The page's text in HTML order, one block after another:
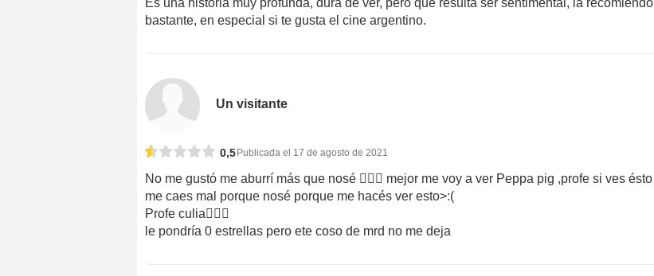
bastante, en especial si te gusta el cine argentino.
Un visitante
0,5Publicada el 17 de agosto de 2021
No me gustó me aburrí más que nosé  mejor me voy a ver Peppa pig ,profe si ves ésto
me caes mal porque nosé porque me hacés ver esto>:(
Profe culia
le pondría 0 estrellas pero ete coso de mrd no me deja